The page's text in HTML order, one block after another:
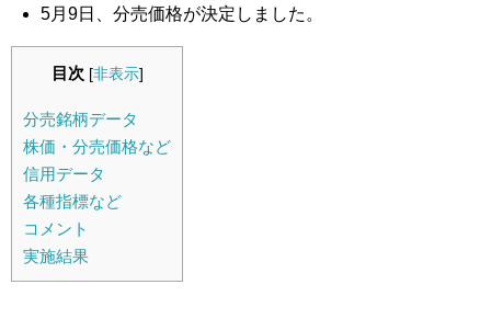
5月9日、分売価格が決定しました。
目次 [非表示]
分売銘柄データ
株価・分売価格など
信用データ
各種指標など
コメント
実施結果